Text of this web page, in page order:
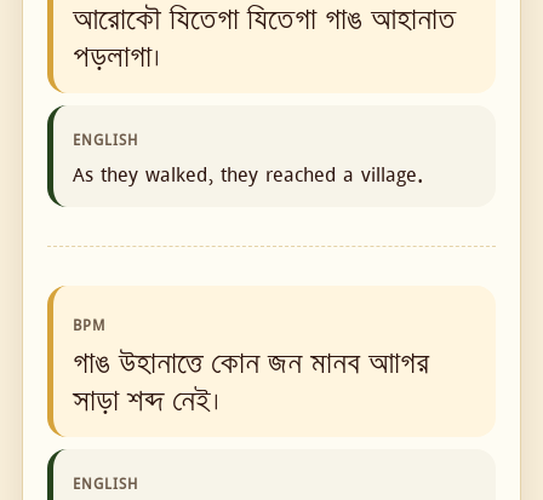
আরোকৌ যিতেগা যিতেগা গাঙ আহানাত
পড়লাগা।
ENGLISH
As they walked, they reached a village.
BPM
গাঙ উহানাত্তে কোন জন মানব আাগর
সাড়া শব্দ নেই।
ENGLISH